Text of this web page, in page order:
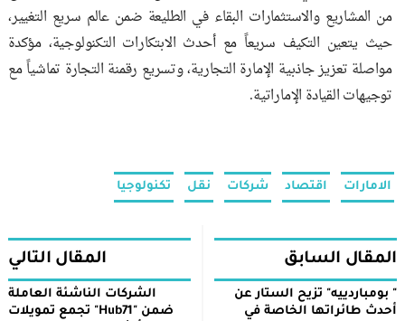
من المشاريع والاستثمارات البقاء في الطليعة ضمن عالم سريع التغيير،
حيث يتعين التكيف سريعاً مع أحدث الابتكارات التكنولوجية، مؤكدة
مواصلة تعزيز جاذبية الإمارة التجارية، وتسريع رقمنة التجارة تماشياً مع
توجيهات القيادة الإماراتية.
الامارات اقتصاد شركات نقل تكنولوجيا
المقال السابق
" بومباردييه" تزيح الستار عن
أحدث طائراتها الخاصة في
المقال التالي
الشركات الناشئة العاملة
ضمن "Hub71" تجمع تمويلات